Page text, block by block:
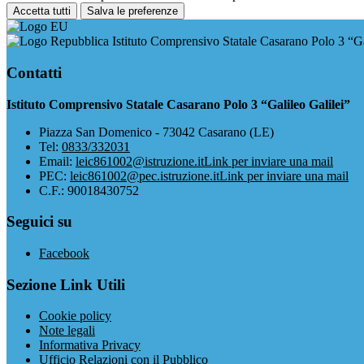
Accetta tutti Salva le preferenze
Istituto Comprensivo Statale Casarano Polo 3
Contatti
Istituto Comprensivo Statale Casarano Polo 3 “Galileo Galilei”
Piazza San Domenico - 73042 Casarano (LE)
Tel: 0833/332031
Email: leic861002@istruzione.itLink per inviare una mail
PEC: leic861002@pec.istruzione.itLink per inviare una mail
C.F.: 90018430752
Seguici su
Facebook
Sezione Link Utili
Cookie policy
Note legali
Informativa Privacy
Ufficio Relazioni con il Pubblico